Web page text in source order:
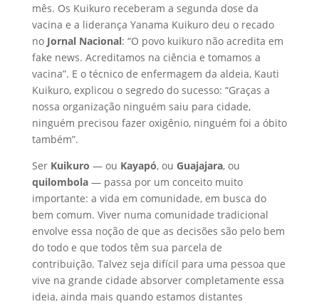
mês. Os Kuikuro receberam a segunda dose da
vacina e a liderança Yanama Kuikuro deu o recado
no Jornal Nacional: “O povo kuikuro não acredita em
fake news. Acreditamos na ciência e tomamos a
vacina”. E o técnico de enfermagem da aldeia, Kauti
Kuikuro, explicou o segredo do sucesso: “Graças a
nossa organização ninguém saiu para cidade,
ninguém precisou fazer oxigênio, ninguém foi a óbito
também”.
Ser Kuikuro — ou Kayapó, ou Guajajara, ou
quilombola— passa por um conceito muito
importante: a vida em comunidade, em busca do
bem comum. Viver numa comunidade tradicional
envolve essa noção de que as decisões são pelo bem
do todo e que todos têm sua parcela de
contribuição. Talvez seja difícil para uma pessoa que
vive na grande cidade absorver completamente essa
ideia, ainda mais quando estamos distantes